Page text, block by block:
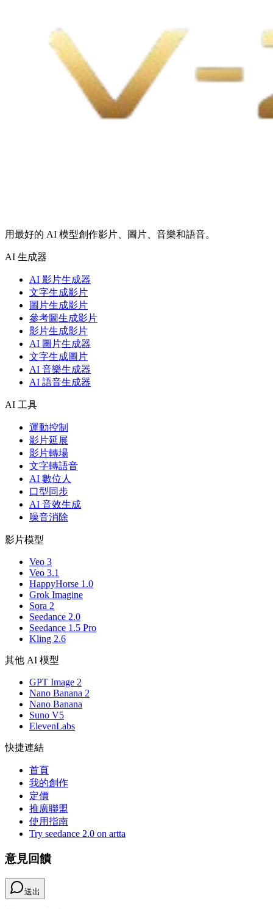
用最好的 AI 模型創作影片、圖片、音樂和語音。
AI 生成器
AI 影片生成器
文字生成影片
圖片生成影片
參考圖生成影片
影片生成影片
AI 圖片生成器
文字生成圖片
AI 音樂生成器
AI 語音生成器
AI 工具
運動控制
影片延展
影片轉場
文字轉語音
AI 數位人
口型同步
AI 音效生成
噪音消除
影片模型
Veo 3
Veo 3.1
HappyHorse 1.0
Grok Imagine
Sora 2
Seedance 2.0
Seedance 1.5 Pro
Kling 2.6
其他 AI 模型
GPT Image 2
Nano Banana 2
Nano Banana
Suno V5
ElevenLabs
快捷連結
首頁
我的創作
定價
推廣聯盟
使用指南
Try seedance 2.0 on artta
意見回饋
送出